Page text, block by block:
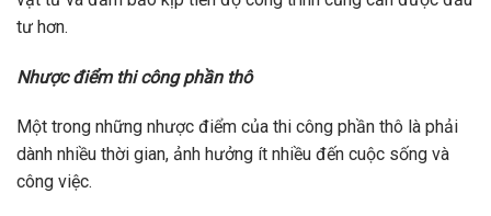
tư hơn.
Nhược điểm thi công phần thô
Một trong những nhược điểm của thi công phần thô là phải
dành nhiều thời gian, ảnh hưởng ít nhiều đến cuộc sống và
công việc.